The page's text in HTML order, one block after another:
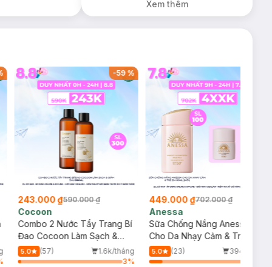
Xem thêm
-59%
243.000 ₫590.000 ₫
Cocoon
Combo 2 Nước Tẩy Trang Bí
Đao Cocoon Làm Sạch &
Giảm Dầu 500ml
5.0 (57)
1.6k/tháng
3%
449.000 ₫702.000 ₫
Anessa
Sữa Chống Nắng Anessa
Cho Da Nhạy Cảm & Trẻ Em
60ml (Mới)
5.0 (23)
394/tháng